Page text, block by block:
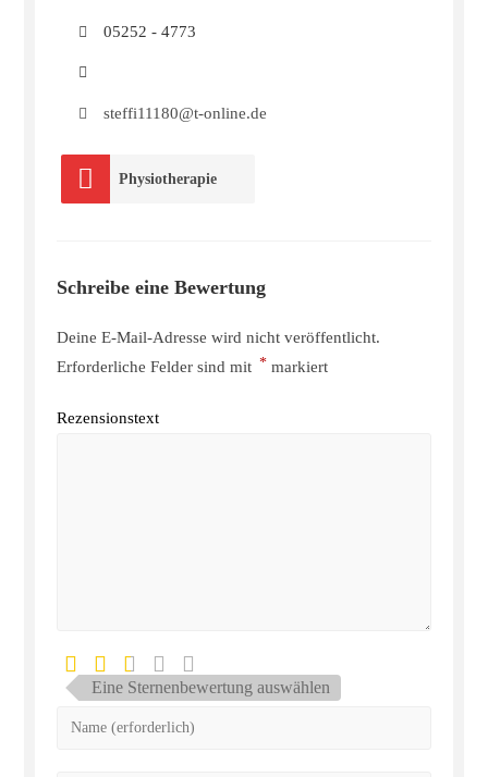
05252 - 4773
steffi11180@t-online.de
Physiotherapie
Schreibe eine Bewertung
Deine E-Mail-Adresse wird nicht veröffentlicht.
Erforderliche Felder sind mit * markiert
Rezensionstext
Eine Sternenbewertung auswählen